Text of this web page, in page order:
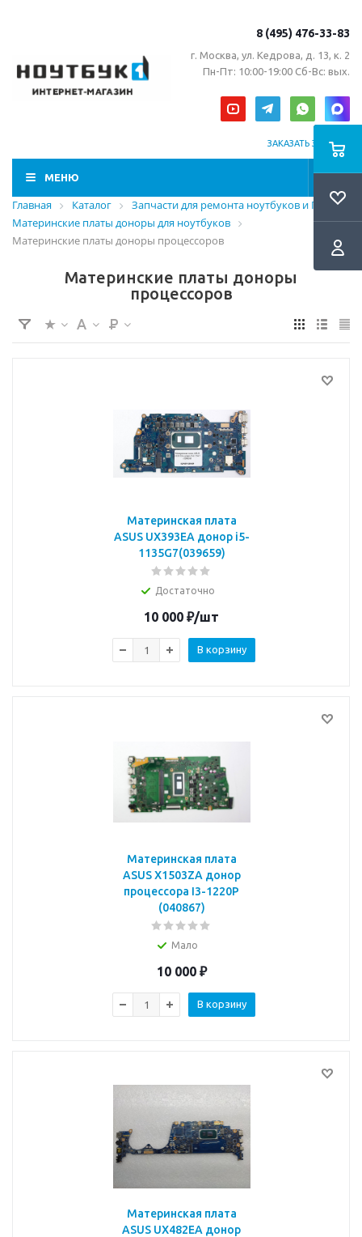
8 (495) 476-33-83
г. Москва, ул. Кедрова, д. 13, к. 2
Пн-Пт: 10:00-19:00 Сб-Вс: вых.
ЗАКАЗАТЬ ЗВОНОК
МЕНЮ
Главная Каталог
Запчасти для ремонта ноутбуков и ПК
Материнские платы доноры для ноутбуков
Материнские платы доноры процессоров
Материнские платы доноры
процессоров
Материнская плата
ASUS UX393EA донор i5-
1135G7(039659)
Достаточно
10 000 ₽/шт
В корзину
Материнская плата
ASUS X1503ZA донор
процессора I3-1220P
(040867)
Мало
10 000₽
В корзину
Материнская плата
ASUS UX482EA донор